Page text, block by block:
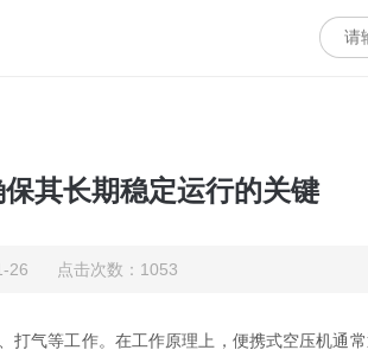
其长期稳定运行的关键
26 点击次数：1053
气等工作。在工作原理上，便携式空压机通